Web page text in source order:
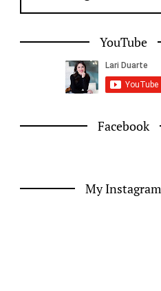
YouTube
Facebook
My Instagram